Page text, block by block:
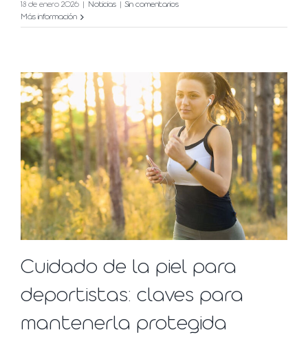
18 de enero 2026 Noticias
Sin comentarios
Más información
Cuidado de la piel para
deportistas: claves para
mantenerla protegida